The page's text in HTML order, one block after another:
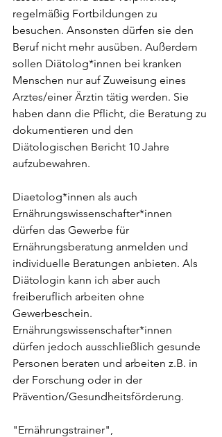
regelmäßig Fortbildungen zu
besuchen. Ansonsten dürfen sie den
Beruf nicht mehr ausüben. Außerdem
sollen Diätolog*innen bei kranken
Menschen nur auf Zuweisung eines
Arztes/einer Ärztin tätig werden. Sie
haben dann die Pflicht, die Beratung zu
dokumentieren und den
Diätologischen Bericht 10 Jahre
aufzubewahren.
Diaetolog*innen als auch
Ernährungswissenschafter*innen
dürfen das Gewerbe für
Ernährungsberatung anmelden und
individuelle Beratungen anbieten. Als
Diätologin kann ich aber auch
freiberuflich arbeiten ohne
Gewerbeschein.
Ernährungswissenschafter*innen
dürfen jedoch ausschließlich gesunde
Personen beraten und arbeiten z.B. in
der Forschung oder in der
Prävention/Gesundheitsförderung.
"Ernährungstrainer",